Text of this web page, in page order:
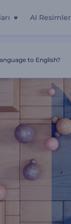
AI Resimler
to English?